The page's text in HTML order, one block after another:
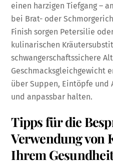
einen harzigen Tiefgang –
bei Brat- oder
Finish sorgen Petersilie
kulinarischen
schwangerschaftssichere
Geschmacksgleichgewicht
über Suppen, Eintöpfe und
und anpassbar halten.
Tipps für die
Verwendung von
Ihrem